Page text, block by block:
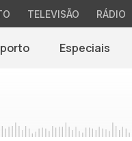
TELEVISÃO RÁDIO
Especiais